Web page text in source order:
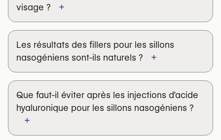
visage ?
+
Les résultats des fillers pour les sillons
nasogéniens sont-ils naturels ?
+
Que faut-il éviter après les injections d’acide
hyaluronique pour les sillons nasogéniens ?
+